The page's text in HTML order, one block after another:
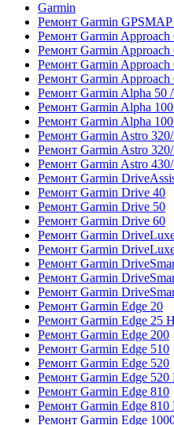
Garmin
Ремонт Garmin
Ремонт Garmin Approach
Ремонт Garmin Approach
Ремонт Garmin Approach
Ремонт Garmin Approach
Ремонт Garmin Alpha 50
Ремонт Garmin Alpha
Ремонт Garmin Alpha
Ремонт Garmin Astro
Ремонт Garmin Astro
Ремонт Garmin Astro
Ремонт Garmin
Ремонт Garmin Drive 40
Ремонт Garmin Drive 50
Ремонт Garmin Drive 60
Ремонт Garmin
Ремонт Garmin
Ремонт Garmin
Ремонт Garmin
Ремонт Garmin
Ремонт Garmin Edge 20
Ремонт Garmin Edge 25
Ремонт Garmin Edge 200
Ремонт Garmin Edge 510
Ремонт Garmin Edge 520
Ремонт Garmin Edge
Ремонт Garmin Edge 810
Ремонт Garmin Edge 810
Ремонт Garmin Edge